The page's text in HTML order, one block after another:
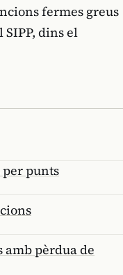
fermes greus
SIPP, dins el
punts
pèrdua de